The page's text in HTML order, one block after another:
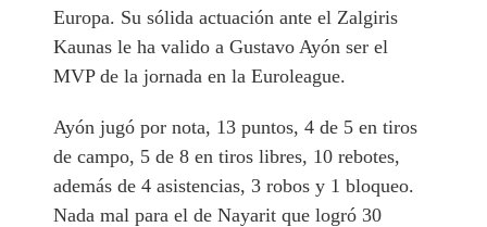
Europa. Su sólida actuación ante el Zalgiris
Kaunas le ha valido a Gustavo Ayón ser el
MVP de la jornada en la Euroleague.
Ayón jugó por nota, 13 puntos, 4 de 5 en tiros
de campo, 5 de 8 en tiros libres, 10 rebotes,
además de 4 asistencias, 3 robos y 1 bloqueo.
Nada mal para el de Nayarit que logró 30